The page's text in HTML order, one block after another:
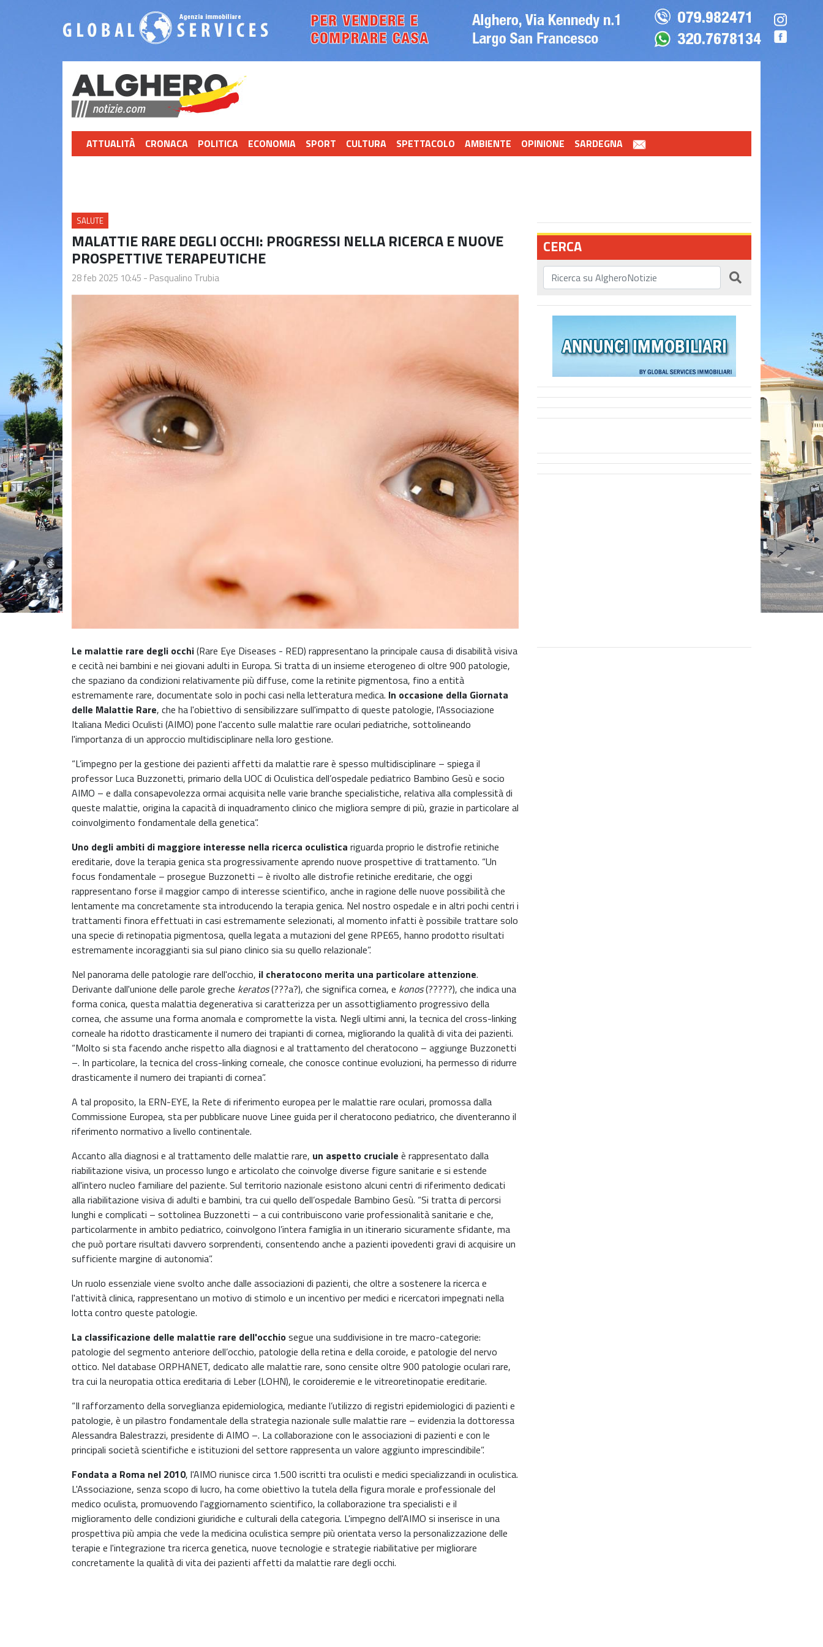
ATTUALITÀ CRONACA POLITICA ECONOMIA SPORT CULTURA SPETTACOLO AMBIENTE OPINIONE SARDEGNA
SALUTE
MALATTIE RARE DEGLI OCCHI: PROGRESSI NELLA RICERCA E NUOVE
PROSPETTIVE TERAPEUTICHE
28 feb 2025 10:45 - Pasqualino Trubia
Le malattie rare degli occhi(Rare Eye Diseases - RED) rappresentano la principale causa di disabilità visiva
e cecità nei bambini e nei giovani adulti in Europa. Si tratta di un insieme eterogeneo di oltre 900 patologie,
che spaziano da condizioni relativamente più diffuse, come la retinite pigmentosa, fino a entità
estremamente rare, documentate solo in pochi casi nella letteratura medica. In occasione della Giornata
delle Malattie Rare, che ha l'obiettivo di sensibilizzare sull'impatto di queste patologie, l'Associazione
Italiana Medici Oculisti (AIMO) pone l'accento sulle malattie rare oculari pediatriche, sottolineando
l'importanza di un approccio multidisciplinare nella loro gestione.
“L’impegno per la gestione dei pazienti affetti da malattie rare è spesso multidisciplinare – spiega il
professor Luca Buzzonetti, primario della UOC di Oculistica dell’ospedale pediatrico Bambino Gesù e socio
AIMO – e dalla consapevolezza ormai acquisita nelle varie branche specialistiche, relativa alla complessità di
queste malattie, origina la capacità di inquadramento clinico che migliora sempre di più, grazie in particolare al
coinvolgimento fondamentale della genetica”.
Uno degli ambiti di maggiore interesse nella ricerca oculistica riguarda proprio le distrofie retiniche
ereditarie, dove la terapia genica sta progressivamente aprendo nuove prospettive di trattamento. “Un
focus fondamentale – prosegue Buzzonetti – è rivolto alle distrofie retiniche ereditarie, che oggi
rappresentano forse il maggior campo di interesse scientifico, anche in ragione delle nuove possibilità che
lentamente ma concretamente sta introducendo la terapia genica. Nel nostro ospedale e in altri pochi centri i
trattamenti finora effettuati in casi estremamente selezionati, al momento infatti è possibile trattare solo
una specie di retinopatia pigmentosa, quella legata a mutazioni del gene RPE65, hanno prodotto risultati
estremamente incoraggianti sia sul piano clinico sia su quello relazionale”.
Nel panorama delle patologie rare dell'occhio, il cheratocono merita una particolare attenzione.
Derivante dall'unione delle parole greche keratos(???a?), che significa cornea, e konos(?????), che indica una
forma conica, questa malattia degenerativa si caratterizza per un assottigliamento progressivo della
cornea, che assume una forma anomala e compromette la vista. Negli ultimi anni, la tecnica del cross-linking
corneale ha ridotto drasticamente il numero dei trapianti di cornea, migliorando la qualità di vita dei pazienti.
“Molto si sta facendo anche rispetto alla diagnosi e al trattamento del cheratocono – aggiunge Buzzonetti
–. In particolare, la tecnica del cross-linking corneale, che conosce continue evoluzioni, ha permesso di ridurre
drasticamente il numero dei trapianti di cornea”.
A tal proposito, la ERN-EYE, la Rete di riferimento europea per le malattie rare oculari, promossa dalla
Commissione Europea, sta per pubblicare nuove Linee guida per il cheratocono pediatrico, che diventeranno il
riferimento normativo a livello continentale.
Accanto alla diagnosi e al trattamento delle malattie rare, un aspetto cruciale è rappresentato dalla
riabilitazione visiva, un processo lungo e articolato che coinvolge diverse figure sanitarie e si estende
all'intero nucleo familiare del paziente. Sul territorio nazionale esistono alcuni centri di riferimento dedicati
alla riabilitazione visiva di adulti e bambini, tra cui quello dell’ospedale Bambino Gesù. “Si tratta di percorsi
lunghi e complicati – sottolinea Buzzonetti – a cui contribuiscono varie professionalità sanitarie e che,
particolarmente in ambito pediatrico, coinvolgono l’intera famiglia in un itinerario sicuramente sfidante, ma
che può portare risultati davvero sorprendenti, consentendo anche a pazienti ipovedenti gravi di acquisire un
sufficiente margine di autonomia”.
Un ruolo essenziale viene svolto anche dalle associazioni di pazienti, che oltre a sostenere la ricerca e
l'attività clinica, rappresentano un motivo di stimolo e un incentivo per medici e ricercatori impegnati nella
lotta contro queste patologie.
La classificazione delle malattie rare dell'occhiosegue una suddivisione in tre macro-categorie:
patologie del segmento anteriore dell’occhio, patologie della retina e della coroide, e patologie del nervo
ottico. Nel database ORPHANET, dedicato alle malattie rare, sono censite oltre 900 patologie oculari rare,
tra cui la neuropatia ottica ereditaria di Leber (LOHN), le coroideremie e le vitreoretinopatie ereditarie.
“Il rafforzamento della sorveglianza epidemiologica, mediante l’utilizzo di registri epidemiologici di pazienti e
patologie, è un pilastro fondamentale della strategia nazionale sulle malattie rare – evidenzia la dottoressa
Alessandra Balestrazzi, presidente di AIMO –. La collaborazione con le associazioni di pazienti e con le
principali società scientifiche e istituzioni del settore rappresenta un valore aggiunto imprescindibile”.
Fondata a Roma nel 2010, l'AIMO riunisce circa 1.500 iscritti tra oculisti e medici specializzandi in oculistica.
L'Associazione, senza scopo di lucro, ha come obiettivo la tutela della figura morale e professionale del
medico oculista, promuovendo l'aggiornamento scientifico, la collaborazione tra specialisti e il
miglioramento delle condizioni giuridiche e culturali della categoria. L'impegno dell'AIMO si inserisce in una
prospettiva più ampia che vede la medicina oculistica sempre più orientata verso la personalizzazione delle
terapie e l'integrazione tra ricerca genetica, nuove tecnologie e strategie riabilitative per migliorare
concretamente la qualità di vita dei pazienti affetti da malattie rare degli occhi.
CERCA